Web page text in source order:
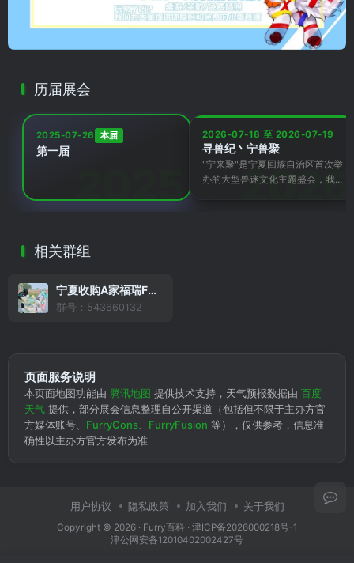
历届展会
2025-07-26 本届
第一届
2026-07-18 至 2026-07-19
寻兽纪丶宁兽聚
"宁来聚"是宁夏回族自治区首次举
办的大型兽迷文化主题盛会，我...
相关群组
宁夏收购A家福瑞Furry委员会
群号：543660132
页面服务说明
本页面地图功能由 腾讯地图 提供技术支持，天气预报数据由 百度
天气 提供，部分展会信息整理自公开渠道（包括但不限于主办方官
方媒体账号、 FurryCons FurryFusion 等），仅供参考，信息准
确性以主办方官方发布为准
用户协议 隐私政策 加入我们 关于我们
Copyright © 2026 · Furry百科 · 津ICP备2026000218号-1
津公网安备12010402002427号